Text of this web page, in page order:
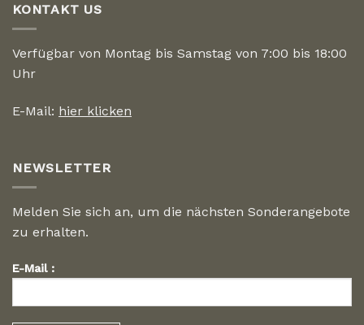
KONTAKT US
Verfügbar von Montag bis Samstag von 7:00 bis 18:00
Uhr
E-Mail: hier klicken
NEWSLETTER
Melden Sie sich an, um die nächsten Sonderangebote
zu erhalten.
E-Mail :